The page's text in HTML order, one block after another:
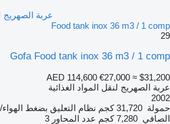
Food tank inox 36 m3 / 1 comp
29
Gofa Food tank inox 36 m3 / 1 comp
AED 114,600 €27,000 ≈ $31,200
عربة الصهريج لنقل المواد الغذائية
2002
حمولة 31,720 كجم نظام التعليق بضغط
الصافي 7,280 كجم عدد المحاور 3